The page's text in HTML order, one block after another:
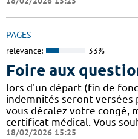
PAGES
relevance: 33%
Foire aux
lors d'un départ (fin de
indemnités seront versées
vous décalez votre congé,
certificat médical. Vous
18/02/2026 15:25